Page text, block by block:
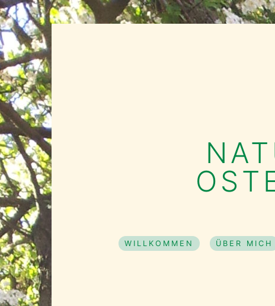
WILLKOMMEN ÜBER MICH